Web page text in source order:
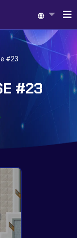
#23
#23